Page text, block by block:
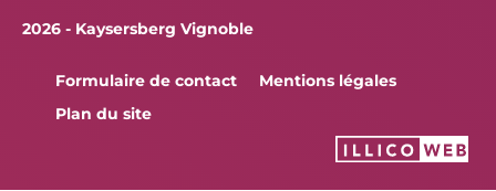
2026 - Kaysersberg Vignoble
Formulaire de contact
Mentions légales
Plan du site